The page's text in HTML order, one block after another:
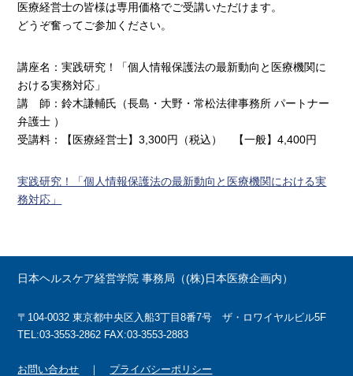
医療経営士の皆様は専用価格でご受講いただけます。
どうぞ奮ってご参加ください。
講座名：実践研究！「個人情報保護法の最新動向と医療機関に
おける実務対応」
講 師：鈴木謙輔氏（長島・大野・常松法律事務所 パートナー
弁護士 ）
受講料：【医療経営士】3,300円（税込） 【一般】4,400円
実践研究！「個人情報保護法の最新動向と医療機関における実
務対応」
日本ヘルスケア経営学院 事務局（(株)日本医療企画内）
〒104-0032 東京都中央区入船3丁目8番7号 ザ・ロワイヤルビル5F
TEL:03-3553-2862 FAX:03-3553-2883
お問い合わせ ｜ プライバシーポリシー